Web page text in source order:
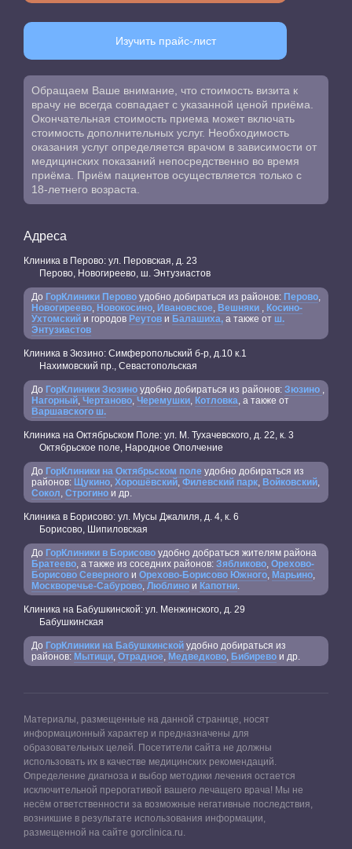
Изучить прайс-лист
Обращаем Ваше внимание, что стоимость визита к
врачу не всегда совпадает с указанной ценой приёма.
Окончательная стоимость приема может включать
стоимость дополнительных услуг. Необходимость
оказания услуг определяется врачом в зависимости от
медицинских показаний непосредственно во время
приёма. Приём пациентов осуществляется только с
18-летнего возраста.
Адреса
Клиника в Перово: ул. Перовская, д. 23
Перово, Новогиреево, ш. Энтузиастов
До ГорКлиники Перово удобно добираться из районов: Перово
Новогиреево Новокосино Ивановское Вешняки
Косино-
Ухтомский и городов Реутов и Балашиха, а также от ш.
Энтузиастов
Клиника в Зюзино: Симферопольский б-р, д.10 к.1
Нахимовский пр., Севастопольская
До ГорКлиники Зюзино удобно добираться из районов: Зюзино
Нагорный Чертаново Черемушки Котловка , а также от
Варшавского ш.
Клиника на Октябрьском Поле: ул. М. Тухачевского, д. 22, к. 3
Октябрьское поле, Народное Ополчение
До ГорКлиники на Октябрьском поле удобно добираться из
районов: Щукино Хорошёвский Филевский парк Войковский
Сокол Строгино и др.
Клиника в Борисово: ул. Мусы Джалиля, д. 4, к. 6
Борисово, Шипиловская
До ГорКлиники в Борисово удобно добраться жителям района
Братеево , а также из соседних районов: Зябликово Орехово-
Борисово Северного и Орехово-Борисово Южного Марьино
Москворечье-Сабурово Люблино и Капотни
Клиника на Бабушкинской: ул. Менжинского, д. 29
Бабушкинская
До ГорКлиники на Бабушкинской удобно добираться из
районов: Мытищи Отрадное Медведково Бибирево и др.
Материалы, размещенные на данной странице, носят
информационный характер и предназначены для
образовательных целей. Посетители сайта не должны
использовать их в качестве медицинских рекомендаций.
Определение диагноза и выбор методики лечения остается
исключительной прерогативой вашего лечащего врача! Мы не
несём ответственности за возможные негативные последствия,
возникшие в результате использования информации,
размещенной на сайте gorclinica.ru.